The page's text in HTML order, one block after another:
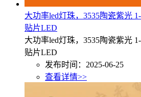
大功率led灯珠，3535陶瓷紫光
贴片LED
大功率led灯珠，3535陶瓷紫光
贴片LED
发布时间：2025-06-25
查看详情>>